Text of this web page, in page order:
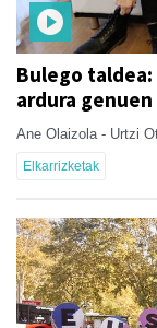
Bulego
ardura
Ane Olaizola - Urtzi
Elkarrizketak